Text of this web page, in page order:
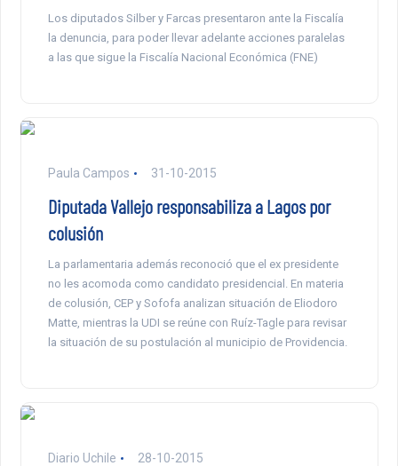
Los diputados Silber y Farcas presentaron ante la Fiscalía
la denuncia, para poder llevar adelante acciones paralelas
a las que sigue la Fiscalía Nacional Económica (FNE)
Paula Campos 31-10-2015
Diputada Vallejo responsabiliza a Lagos por
colusión
La parlamentaria además reconoció que el ex presidente
no les acomoda como candidato presidencial. En materia
de colusión, CEP y Sofofa analizan situación de Eliodoro
Matte, mientras la UDI se reúne con Ruíz-Tagle para revisar
la situación de su postulación al municipio de Providencia.
Diario Uchile 28-10-2015